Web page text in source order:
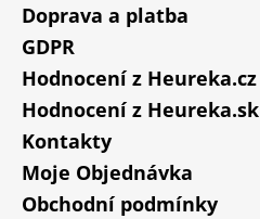
Doprava a platba
GDPR
Hodnocení z Heureka.cz
Hodnocení z Heureka.sk
Kontakty
Moje Objednávka
Obchodní podmínky